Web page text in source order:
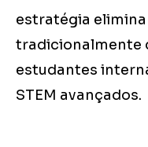
estratégia
tradicionalmente
estudantes
STEM avançados.